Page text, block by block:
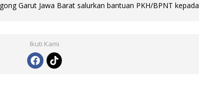
Garut Jawa Barat salurkan bantuan PKH/BPNT kepada
Ikuti Kami